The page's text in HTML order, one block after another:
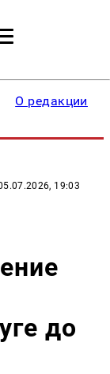
О редакции
19:03
до